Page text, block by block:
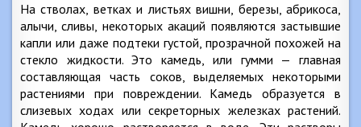
На стволах, ветках и листьях вишни, березы, абрикоса,
алычи, сливы, некоторых акаций появляются застывшие
капли или даже подтеки густой, прозрачной похожей на
стекло жидкости. Это камедь, или гумми — главная
составляющая часть соков, выделяемых некоторыми
растениями при повреждении. Камедь образуется в
слизевых ходах или секреторных железках растений.